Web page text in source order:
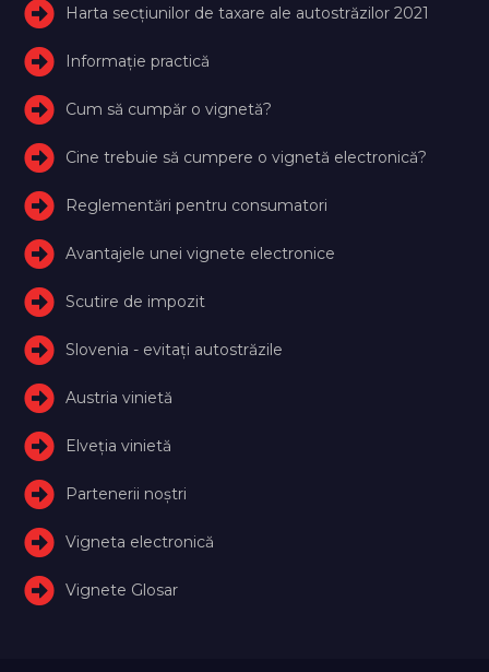
Harta secțiunilor de taxare ale autostrăzilor 2021
Informație practică
Cum să cumpăr o vignetă?
Cine trebuie să cumpere o vignetă electronică?
Reglementări pentru consumatori
Avantajele unei vignete electronice
Scutire de impozit
Slovenia - evitați autostrăzile
Austria vinietă
Elveţia vinietă
Partenerii noștri
Vigneta electronică
Vignete Glosar